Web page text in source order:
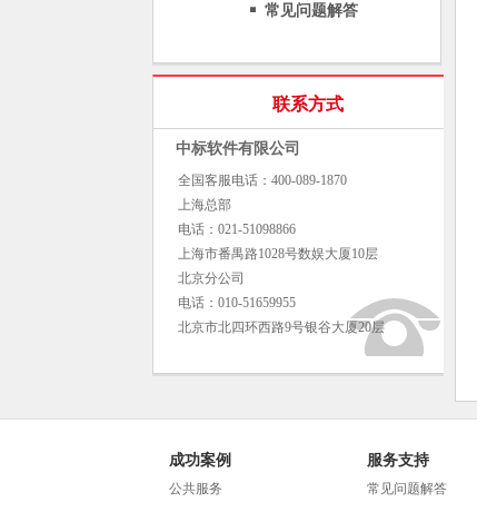
常见问题解答
联系方式
中标软件有限公司
全国客服电话：400-089-1870
上海总部
电话：021-51098866
上海市番禺路1028号数娱大厦10层
北京分公司
电话：010-51659955
北京市北四环西路9号银谷大厦20层
成功案例
公共服务
服务支持
常见问题解答